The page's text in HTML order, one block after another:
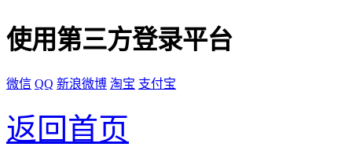
使用第三方登录平台
微信 QQ 新浪微博 淘宝 支付宝
返回首页